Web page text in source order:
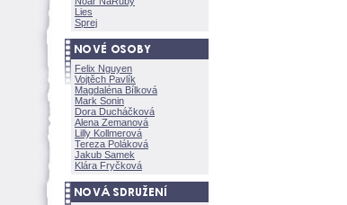
Lies
Sprej
Felix Nguyen
Vojtěch Pavlík
Magdaléna Bílkov
Mark Sonin
Dora Ducháčkov
Alena Zemanov
Lilly Kollmerov
Tereza Polákov
Jakub Samek
Klára Fryčkov